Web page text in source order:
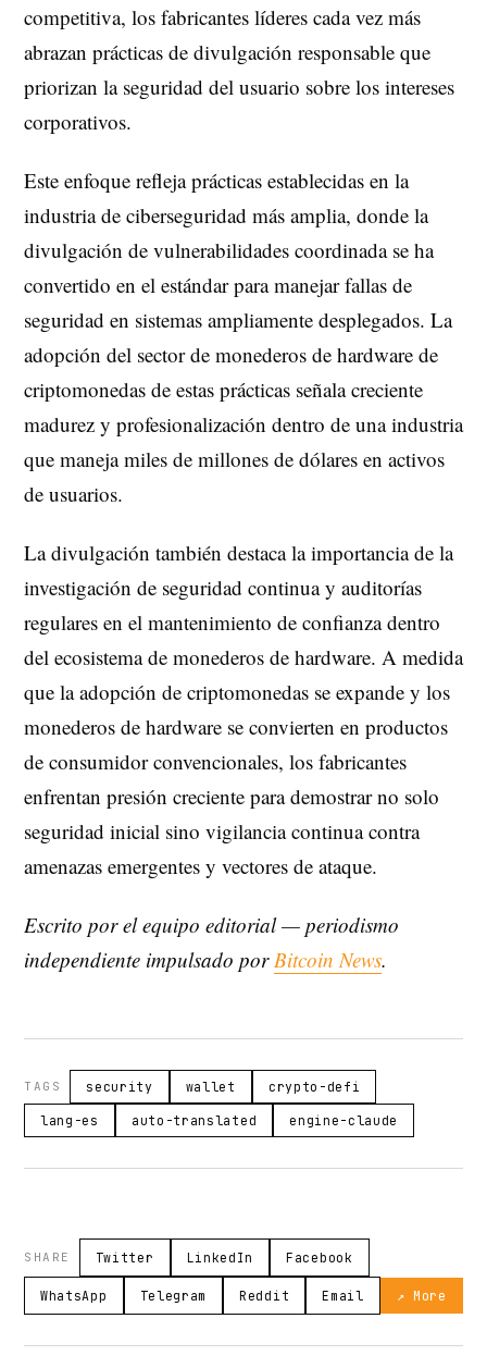
competitiva, los fabricantes líderes cada vez más
abrazan prácticas de divulgación responsable que
priorizan la seguridad del usuario sobre los intereses
corporativos.
Este enfoque refleja prácticas establecidas en la
industria de ciberseguridad más amplia, donde la
divulgación de vulnerabilidades coordinada se ha
convertido en el estándar para manejar fallas de
seguridad en sistemas ampliamente desplegados. La
adopción del sector de monederos de hardware de
criptomonedas de estas prácticas señala creciente
madurez y profesionalización dentro de una industria
que maneja miles de millones de dólares en activos
de usuarios.
La divulgación también destaca la importancia de la
investigación de seguridad continua y auditorías
regulares en el mantenimiento de confianza dentro
del ecosistema de monederos de hardware. A medida
que la adopción de criptomonedas se expande y los
monederos de hardware se convierten en productos
de consumidor convencionales, los fabricantes
enfrentan presión creciente para demostrar no solo
seguridad inicial sino vigilancia continua contra
amenazas emergentes y vectores de ataque.
Escrito por el equipo editorial — periodismo
independiente impulsado porBitcoin News.
TAGS security wallet crypto-defi
lang-es auto-translated engine-claude
SHARE Twitter LinkedIn Facebook
WhatsApp Telegram Reddit Email ↗ More